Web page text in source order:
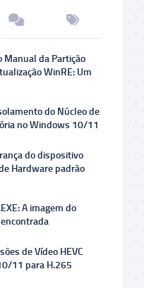
Manual da Partição
WinRE: Um
do Núcleo de
no Windows 10/11
do dispositivo
Hardware padrão
A imagem do
de Vídeo HEVC
11 para H.265